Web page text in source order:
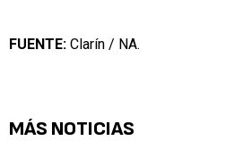
FUENTE: Clarín / NA.
MÁS NOTICIAS